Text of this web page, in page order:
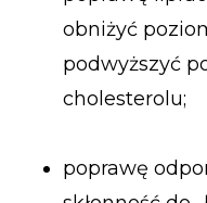
obniżyć
podwyższyć
cholesterolu;
poprawę